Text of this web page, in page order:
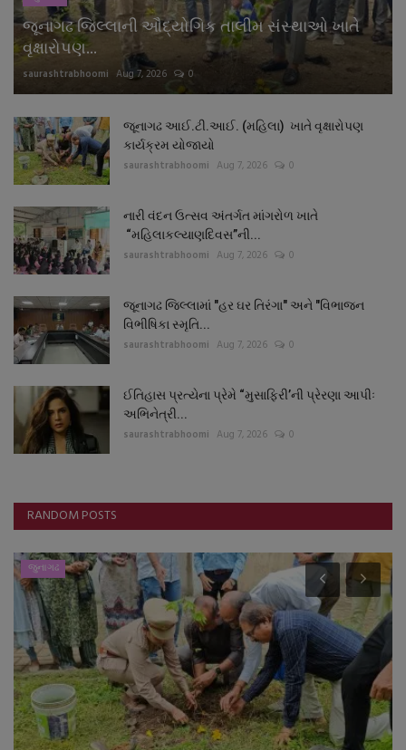
જૂનાગઢ જિલ્લાની ઔદ્યોગિક તાલીમ સંસ્થાઓ ખાતે
વૃક્ષારોપણ...
saurashtrabhoomi Aug 7, 2026 0
જૂનાગઢ આઈ.ટી.આઈ. (મહિલા) ખાતે વૃક્ષારોપણ
કાર્યક્રમ યોજાયો
saurashtrabhoomi Aug 7, 2026 0
નારી વંદન ઉત્સવ અંતર્ગત માંગરોળ ખાતે
“મહિલાકલ્યાણદિવસ”ની...
saurashtrabhoomi Aug 7, 2026 0
જૂનાગઢ જિલ્લામાં "હર ઘર તિરંગા" અને "વિભાજન
વિભીષિકા સ્મૃતિ...
saurashtrabhoomi Aug 7, 2026 0
ઈતિહાસ પ્રત્યેના પ્રેમે “મુસાફિરી’ની પ્રેરણા આપીઃ
અભિનેત્રી...
saurashtrabhoomi Aug 7, 2026 0
RANDOM POSTS
જુનાગઢ